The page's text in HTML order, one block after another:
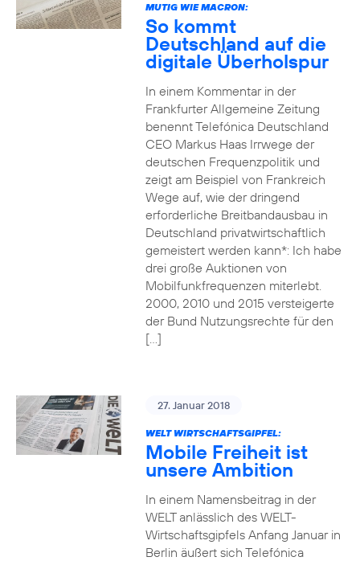
MUTIG WIE MACRON:
So kommt
Deutschland auf die
digitale Überholspur
In einem Kommentar in der
Frankfurter Allgemeine Zeitung
benennt Telefónica Deutschland
CEO Markus Haas Irrwege der
deutschen Frequenzpolitik und
zeigt am Beispiel von Frankreich
Wege auf, wie der dringend
erforderliche Breitbandausbau in
Deutschland privatwirtschaftlich
gemeistert werden kann*: Ich habe
drei große Auktionen von
Mobilfunkfrequenzen miterlebt.
2000, 2010 und 2015 versteigerte
der Bund Nutzungsrechte für den
[…]
27. Januar 2018
WELT WIRTSCHAFTSGIPFEL:
Mobile Freiheit ist
unsere Ambition
In einem Namensbeitrag in der
WELT anlässlich des WELT-
Wirtschaftsgipfels Anfang Januar in
Berlin äußert sich Telefónica